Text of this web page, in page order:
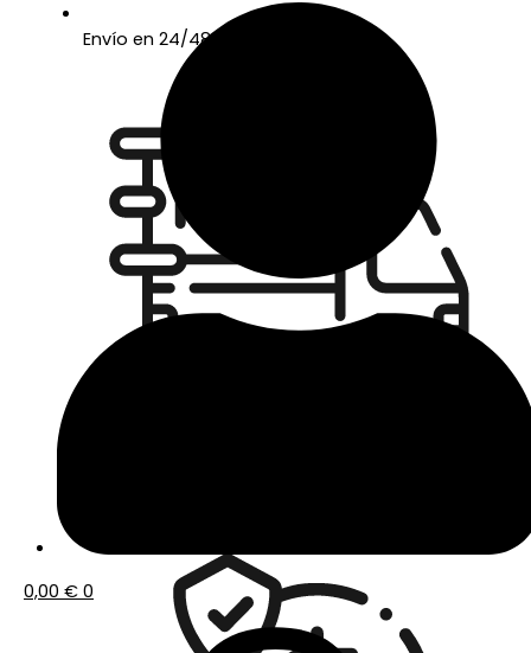
0,00 € 0
Envío en 24/48 horas laborables